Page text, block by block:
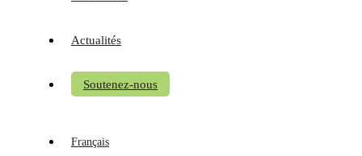
Actualités
Soutenez-nous
Français